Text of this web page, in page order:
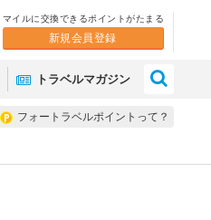
マイルに交換できるポイントがたまる
新規会員登録
トラベルマガジン
フォートラベルポイントって？